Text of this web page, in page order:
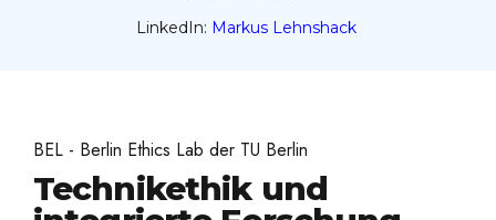
LinkedIn: Markus Lehnshack
BEL - Berlin Ethics Lab der TU Berlin
Technikethik und